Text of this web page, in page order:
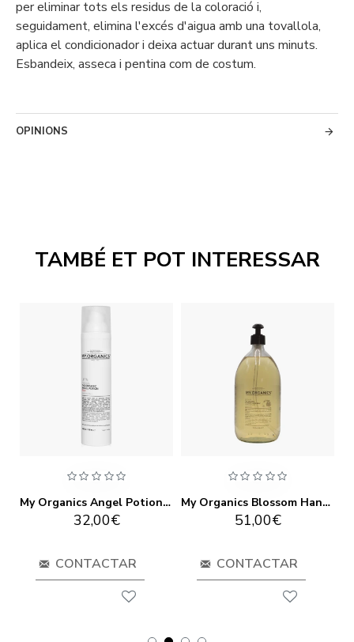
TAMBÉ ET POT INTERESSAR
My Organics Angel Potion 100 ml
32,00€
CONTACTAR
My Organics Blossom Hand Soap 1000ml
51,00€
CONTACTAR
per eliminar tots els residus de la coloració i,
seguidament, elimina l'excés d'aigua amb una tovallola,
aplica el condicionador i deixa actuar durant uns minuts.
Esbandeix, asseca i pentina com de costum.
OPINIONS